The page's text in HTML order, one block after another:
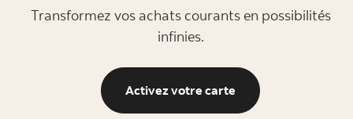
Transformez vos achats courants en possibilités
infinies.
Activez votre carte Activez votre carte